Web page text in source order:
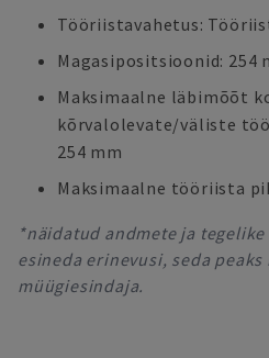
Tööriistavahetus:
Magasipositsioonid: 254
Maksimaalne läbimõõt
kõrvalolevate/väliste
254 mm
Maksimaalne tööriista
*näidatud andmete ja
esineda erinevusi, seda
müügiesindaja.